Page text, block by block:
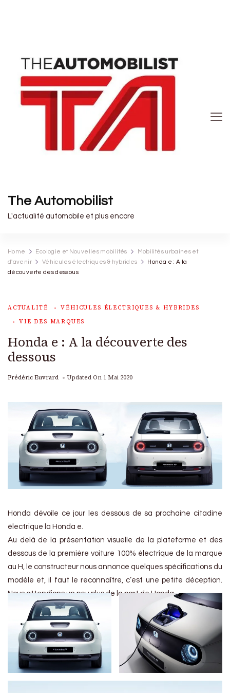
The Automobilist
L'actualité automobile et plus encore
Home Ecologie et Nouvelles mobilités
Mobilités urbaines et
d'avenir
Véhicules électriques & hybrides
Honda e : A la
découverte des dessous
ACTUALITÉ
VÉHICULES ÉLECTRIQUES & HYBRIDES
VIE DES MARQUES
Honda e : A la découverte des
dessous
Frédéric Euvrard Updated On 1 Mai 2020
Honda dévoile ce jour les dessous de sa prochaine citadine
électrique la Honda e.
Au delà de la présentation visuelle de la plateforme et des
dessous de la première voiture 100% électrique de la marque
au H, le constructeur nous annonce quelques spécifications du
modèle et, il faut le reconnaître, c’est une petite déception.
Nous attendions un peu plus de la part de Honda.